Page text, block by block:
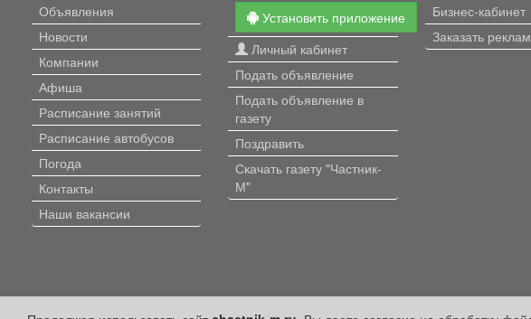
Объявления
Новости
Компании
Афиша
Расписание занятий
Расписание автобусов
Погода
Контакты
Наши вакансии
Установить приложение
Личный кабинет
Подать объявление
Подать объявление в
газету
Поздравить
Скачать газету "Частник-
М"
Бизнес-кабинет
Заказать